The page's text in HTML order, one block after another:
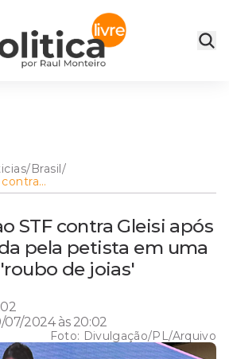
/Brasil/
rede
STF contra Gleisi após
pela petista em uma
de joias'
07/2024 às 20:02
Foto: Divulgação/PL/Arquivo